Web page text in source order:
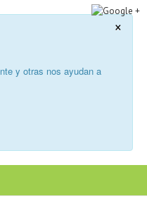
×
y otras nos ayudan a